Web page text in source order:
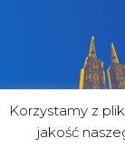
Korzystamy z
jakość